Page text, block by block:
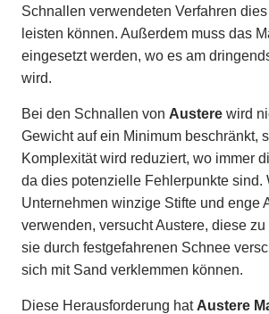
Schnallen verwendeten Verfahren
leisten können. Außerdem muss das
eingesetzt werden, wo es am
wird.
Bei den Schnallen von Austere wird
Gewicht auf ein Minimum beschränkt,
Komplexität wird reduziert, wo immer
da dies potenzielle Fehlerpunkte sind.
Unternehmen winzige Stifte und enge
verwenden, versucht Austere, diese
sie durch festgefahrenen Schnee
sich mit Sand verklemmen können.
Diese Herausforderung hat Austere